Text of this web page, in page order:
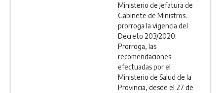
Ministerio de Jefatura de
Gabinete de Ministros.
prorroga la vigencia del
Decreto 203/2020.
Prorroga, las
recomendaciones
efectuadas por el
Ministerio de Salud de la
Provincia, desde el 27 de